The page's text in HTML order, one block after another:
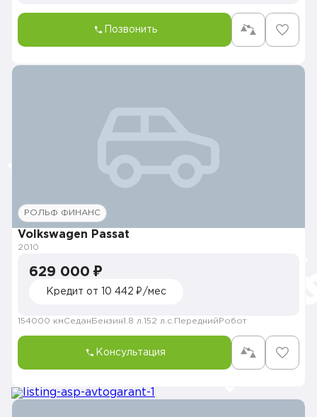
Позвонить
РОЛЬФ ФИНАНС
Volkswagen Passat
2010
629 000 ₽
Кредит от 10 442 ₽/мес
154000 кмСедан Бензин1.8 л. 152 л.с. Передний Робот
Консультация